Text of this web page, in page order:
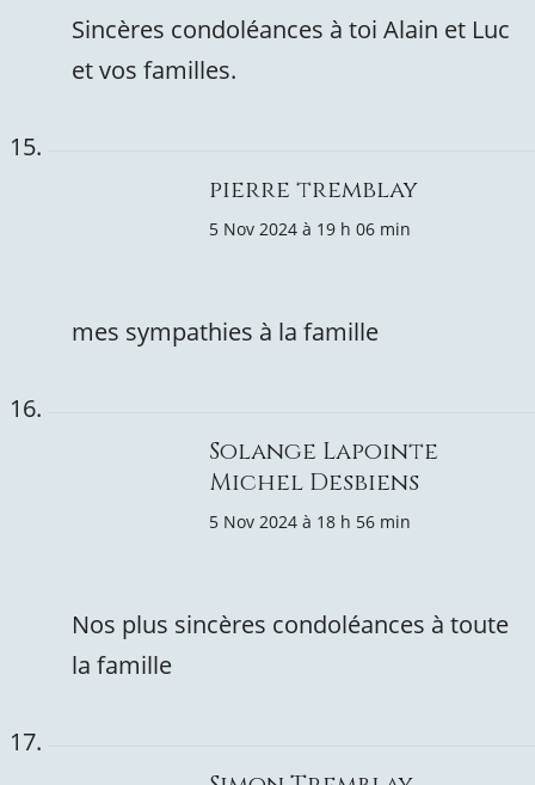
Sincères condoléances à toi Alain et Luc
et vos familles.
pierre tremblay
5 Nov 2024 à 19 h 06 min
mes sympathies à la famille
Solange Lapointe
Michel Desbiens
5 Nov 2024 à 18 h 56 min
Nos plus sincères condoléances à toute
la famille